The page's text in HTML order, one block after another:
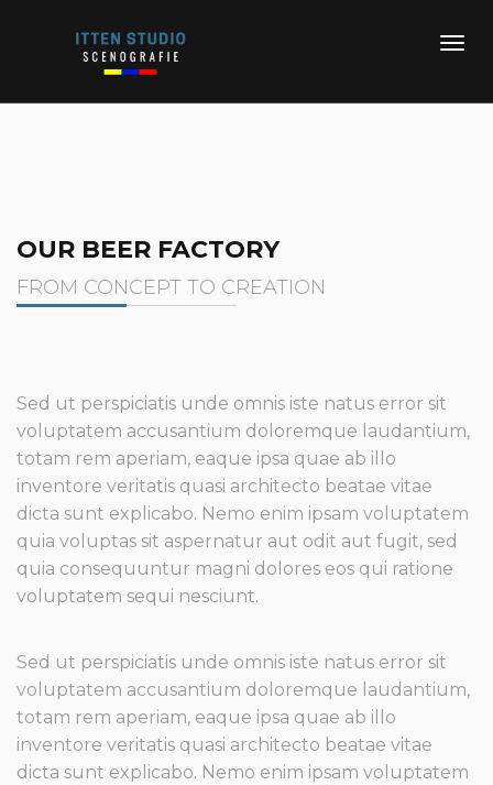
OUR BEER FACTORY
FROM CONCEPT TO CREATION
Sed ut perspiciatis unde omnis iste natus error sit
voluptatem accusantium doloremque laudantium,
totam rem aperiam, eaque ipsa quae ab illo
inventore veritatis quasi architecto beatae vitae
dicta sunt explicabo. Nemo enim ipsam voluptatem
quia voluptas sit aspernatur aut odit aut fugit, sed
quia consequuntur magni dolores eos qui ratione
voluptatem sequi nesciunt.
Sed ut perspiciatis unde omnis iste natus error sit
voluptatem accusantium doloremque laudantium,
totam rem aperiam, eaque ipsa quae ab illo
inventore veritatis quasi architecto beatae vitae
dicta sunt explicabo. Nemo enim ipsam voluptatem